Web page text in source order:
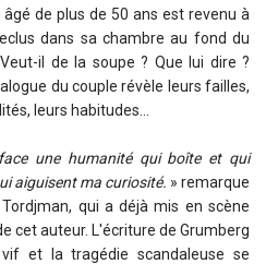
de plus de 50 ans est revenu à
dans sa chambre au fond du
il de la soupe ? Que lui dire ?
du couple révèle leurs failles,
leurs habitudes…
une humanité qui boîte et qui
aiguisent ma curiosité. » remarque
qui a déjà mis en scène
cet auteur. L'écriture de Grumberg
et la tragédie scandaleuse se